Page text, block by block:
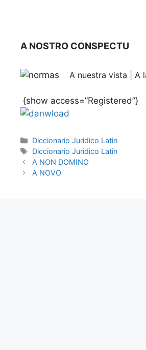
A NOSTRO CONSPECTU
A nuestra vista | A
{show access=”Registered”}
Categories
Diccionario Juridico Latin
Tags
Diccionario Juridico Latin
A NON DOMINO
A NOVO